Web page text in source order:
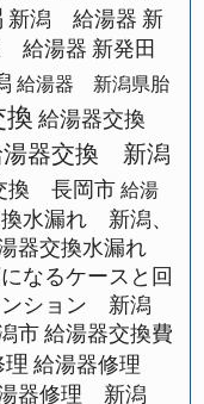
新潟 給湯器 新
給湯器 新発田
給湯器 新潟県胎
換 給湯器交換
湯器交換 新潟
換 長岡市 給湯
水漏れ 新潟、
器交換水漏れ
なるケースと回
ンション 新潟
市 給湯器交換費
理 給湯器修理
器修理 新潟